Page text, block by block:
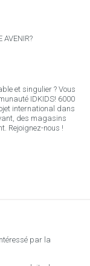
AVENIR?
et singulier ? Vous
IDKIDS! 6000
international dans
des magasins
Rejoignez-nous !
par la